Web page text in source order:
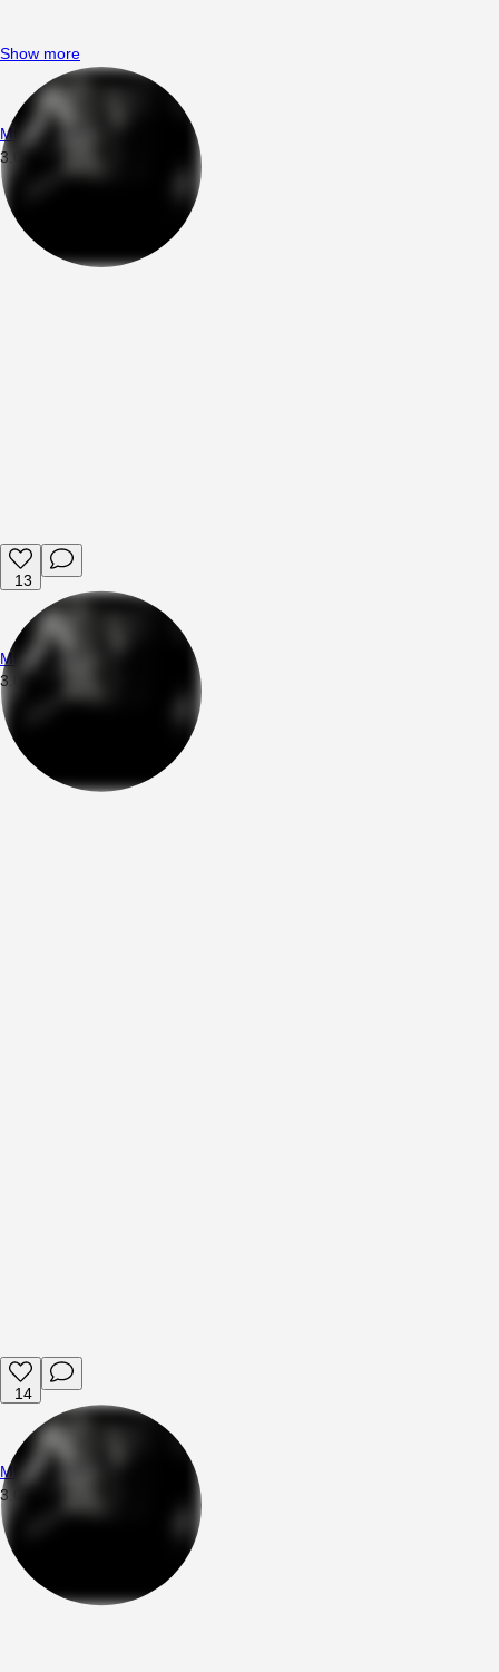
Show more
Mttsng
3.08.2026
13
Mttsng
3.08.2026
14
Mttsng
3.08.2026